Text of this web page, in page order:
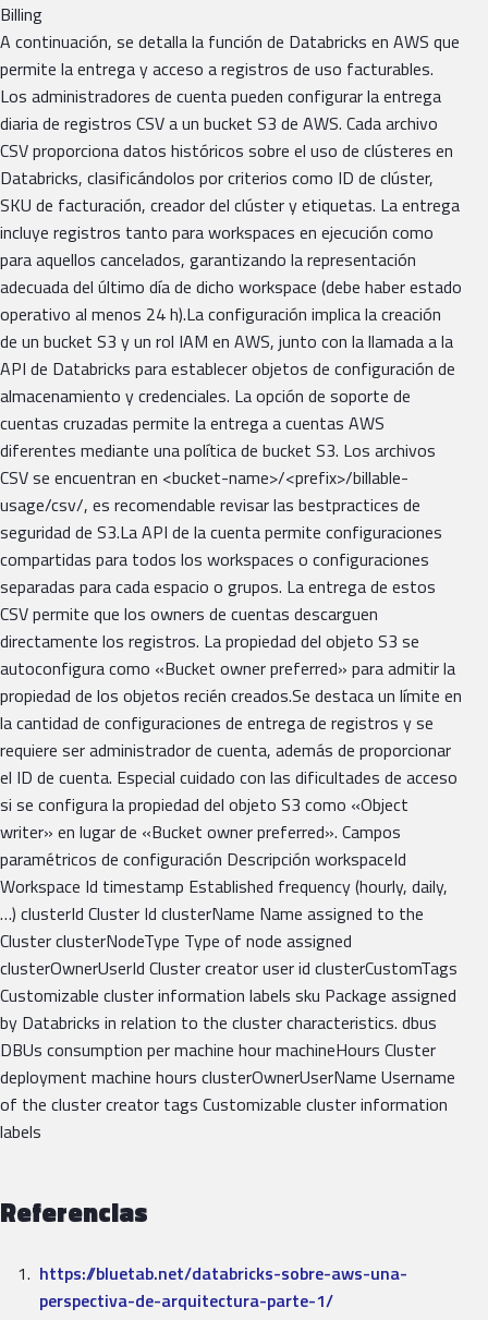
Billing
A continuación, se detalla la función de Databricks en AWS que
permite la entrega y acceso a registros de uso facturables.
Los administradores de cuenta pueden configurar la entrega
diaria de registros CSV a un bucket S3 de AWS. Cada archivo
CSV proporciona datos históricos sobre el uso de clústeres en
Databricks, clasificándolos por criterios como ID de clúster,
SKU de facturación, creador del clúster y etiquetas. La entrega
incluye registros tanto para workspaces en ejecución como
para aquellos cancelados, garantizando la representación
adecuada del último día de dicho workspace (debe haber estado
operativo al menos 24 h).La configuración implica la creación
de un bucket S3 y un rol IAM en AWS, junto con la llamada a la
API de Databricks para establecer objetos de configuración de
almacenamiento y credenciales. La opción de soporte de
cuentas cruzadas permite la entrega a cuentas AWS
diferentes mediante una política de bucket S3. Los archivos
CSV se encuentran en <bucket-name>/<prefix>/billable-
usage/csv/, es recomendable revisar las bestpractices de
seguridad de S3.La API de la cuenta permite configuraciones
compartidas para todos los workspaces o configuraciones
separadas para cada espacio o grupos. La entrega de estos
CSV permite que los owners de cuentas descarguen
directamente los registros. La propiedad del objeto S3 se
autoconfigura como «Bucket owner preferred» para admitir la
propiedad de los objetos recién creados.Se destaca un límite en
la cantidad de configuraciones de entrega de registros y se
requiere ser administrador de cuenta, además de proporcionar
el ID de cuenta. Especial cuidado con las dificultades de acceso
si se configura la propiedad del objeto S3 como «Object
writer» en lugar de «Bucket owner preferred». Campos
paramétricos de configuración Descripción workspaceId
Workspace Id timestamp Established frequency (hourly, daily,
…) clusterId Cluster Id clusterName Name assigned to the
Cluster clusterNodeType Type of node assigned
clusterOwnerUserId Cluster creator user id clusterCustomTags
Customizable cluster information labels sku Package assigned
by Databricks in relation to the cluster characteristics. dbus
DBUs consumption per machine hour machineHours Cluster
deployment machine hours clusterOwnerUserName Username
of the cluster creator tags Customizable cluster information
labels
Referencias
https://bluetab.net/databricks-sobre-aws-una-
perspectiva-de-arquitectura-parte-1/